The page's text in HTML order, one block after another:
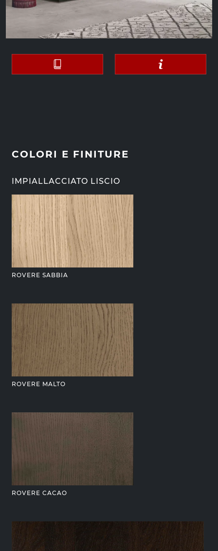
COLORI E FINITURE
IMPIALLACCIATO LISCIO
ROVERE SABBIA
ROVERE MALTO
ROVERE CACAO